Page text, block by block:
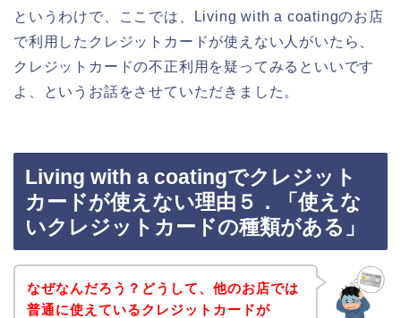
というわけで、ここでは、Living with a coatingのお店
で利用したクレジットカードが使えない人がいたら、
クレジットカードの不正利用を疑ってみるといいです
よ、というお話をさせていただきました。
Living with a coatingでクレジット
カードが使えない理由５．「使えな
いクレジットカードの種類がある」
なぜなんだろう？どうして、他のお店では
普通に使えているクレジットカードが